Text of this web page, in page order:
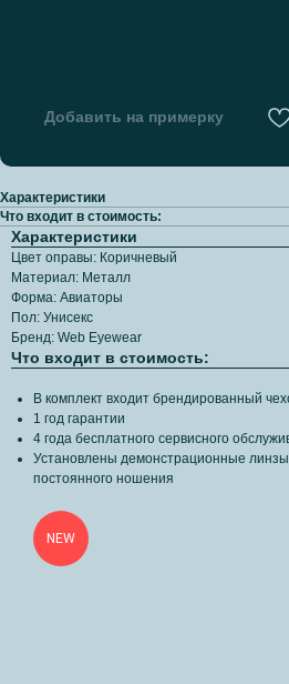
Добавить на примерку
Характеристики
Что входит в стоимость:
Характеристики
Цвет оправы: Коричневый
Материал: Металл
Форма: Авиаторы
Пол: Унисекс
Бренд: Web Eyewear
Что входит в стоимость:
В комплект входит брендированный
1 год гарантии
4 года бесплатного сервисного
Установлены демонстрационные
постоянного ношения
NEW